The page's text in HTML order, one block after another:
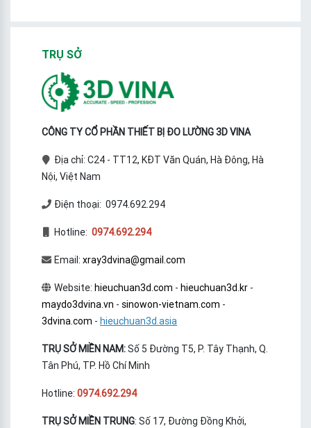
TRỤ SỞ
CÔNG TY CỔ PHẦN THIẾT BỊ ĐO LƯỜNG 3D VINA
Địa chỉ: C24 - TT12, KĐT Văn Quán, Hà Đông, Hà
Nội, Việt Nam
Điện thoại: 0974.692.294
Hotline: 0974.692.294
Email: xray3dvina@gmail.com
Website: hieuchuan3d.com - hieuchuan3d.kr-
maydo3dvina.vn - sinowon-vietnam.com -
3dvina.com - hieuchuan3d.asia
TRỤ SỞ MIỀN NAM:Số 5 Đường T5, P. Tây Thạnh, Q.
Tân Phú, TP. Hồ Chí Minh
Hotline: 0974.692.294
TRỤ SỞ MIỀN TRUNG: Số 17, Đường Đồng Khởi,